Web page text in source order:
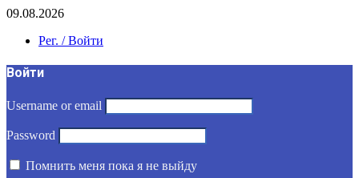
09.08.2026
Рег. / Войти
Войти
Username or email
Password
Помнить меня пока я не выйду